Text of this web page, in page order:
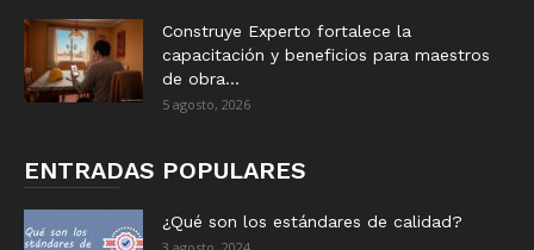
Construye Experto fortalece la
capacitación y beneficios para maestros
de obra...
5 agosto, 2026
ENTRADAS POPULARES
¿Qué son los estándares de calidad?